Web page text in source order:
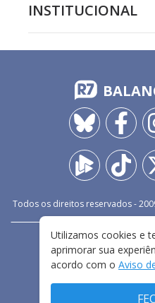
INSTITUCIONAL
Todos os direitos reservados -
FALE
TERMOS E
Utilizamos cookies e
aprimorar sua
acordo com o Aviso